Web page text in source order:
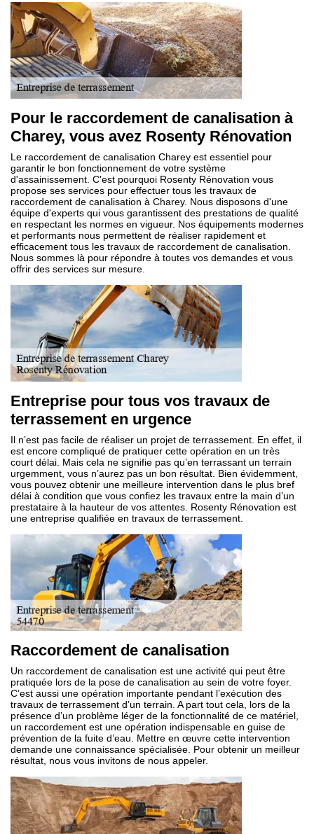
Pour le raccordement de canalisation à
Charey, vous avez Rosenty Rénovation
Le raccordement de canalisation Charey est essentiel pour
garantir le bon fonctionnement de votre système
d'assainissement. C'est pourquoi Rosenty Rénovation vous
propose ses services pour effectuer tous les travaux de
raccordement de canalisation à Charey. Nous disposons d'une
équipe d'experts qui vous garantissent des prestations de qualité
en respectant les normes en vigueur. Nos équipements modernes
et performants nous permettent de réaliser rapidement et
efficacement tous les travaux de raccordement de canalisation.
Nous sommes là pour répondre à toutes vos demandes et vous
offrir des services sur mesure.
Entreprise pour tous vos travaux de
terrassement en urgence
Il n’est pas facile de réaliser un projet de terrassement. En effet, il
est encore compliqué de pratiquer cette opération en un très
court délai. Mais cela ne signifie pas qu’en terrassant un terrain
urgemment, vous n’aurez pas un bon résultat. Bien évidemment,
vous pouvez obtenir une meilleure intervention dans le plus bref
délai à condition que vous confiez les travaux entre la main d’un
prestataire à la hauteur de vos attentes. Rosenty Rénovation est
une entreprise qualifiée en travaux de terrassement.
Raccordement de canalisation
Un raccordement de canalisation est une activité qui peut être
pratiquée lors de la pose de canalisation au sein de votre foyer.
C’est aussi une opération importante pendant l’exécution des
travaux de terrassement d’un terrain. A part tout cela, lors de la
présence d’un problème léger de la fonctionnalité de ce matériel,
un raccordement est une opération indispensable en guise de
prévention de la fuite d’eau. Mettre en œuvre cette intervention
demande une connaissance spécialisée. Pour obtenir un meilleur
résultat, nous vous invitons de nous appeler.